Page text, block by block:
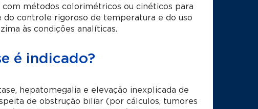
métodos colorimétricos ou cinéticos para
do controle rigoroso de temperatura e do uso
às condições analíticas.
é indicado?
hepatomegalia e elevação inexplicada de
de obstrução biliar (por cálculos, tumores